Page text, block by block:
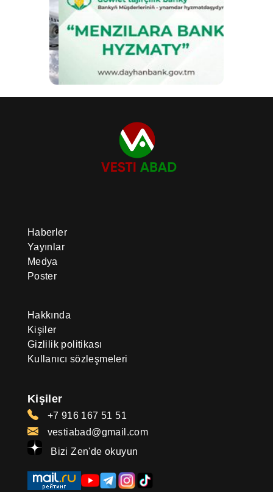
Haberler
Yayınlar
Medya
Poster
Hakkında
Kişiler
Gizlilik politikası
Kullanıcı sözleşmeleri
Kişiler
+7 916 167 51 51
vestiabad@gmail.com
Bizi Zen'de okuyun